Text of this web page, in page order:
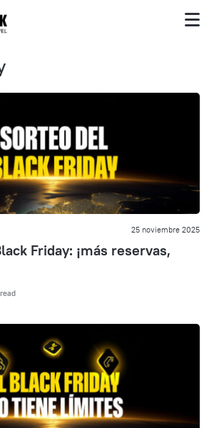
25 noviembre 2025
Friday: ¡más reservas,